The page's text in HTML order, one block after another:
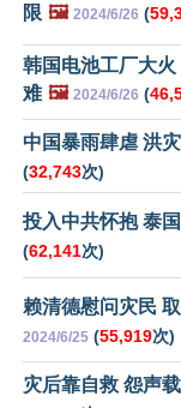
限 🖼️ 2024/6/26 (
韩国电池工厂大
难 🖼️ 2024/6/26 (
中国暴雨肆虐 洪
(32,743次)
投入中共怀抱 泰
(62,141次)
赖清德慰问灾民
2024/6/25 (55,919次)
灾后靠自救 怨声